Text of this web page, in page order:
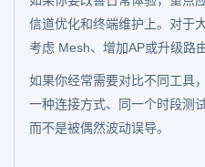
信道优化和终端维护上。对于
考虑 Mesh、增加AP或升级路由
如果你经常需要对比不同工具
一种连接方式、同一个时段测
而不是被偶然波动误导。